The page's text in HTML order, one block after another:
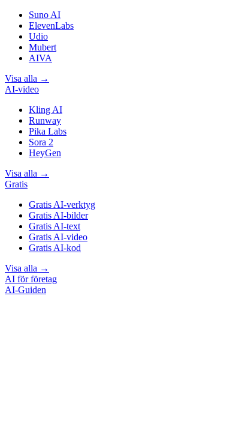
Suno AI
ElevenLabs
Udio
Mubert
AIVA
Visa alla →
AI-video
Kling AI
Runway
Pika Labs
Sora 2
HeyGen
Visa alla →
Gratis
Gratis AI-verktyg
Gratis AI-bilder
Gratis AI-text
Gratis AI-video
Gratis AI-kod
Visa alla →
AI för företag
AI-Guiden